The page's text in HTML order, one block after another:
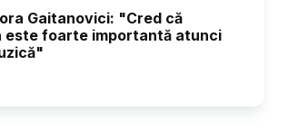
Gaitanovici: "Cred că
este foarte importantă atunci